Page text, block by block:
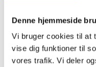
Denne hjemmeside
Vi bruger cookies til at
vise dig funktioner til
vores trafik. Vi deler
Menu Menu